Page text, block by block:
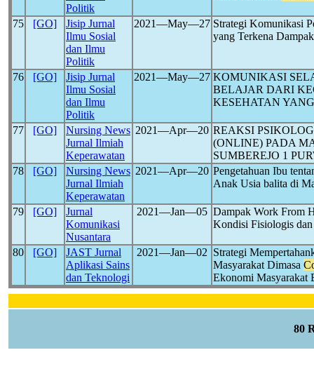
Politik
75 [GO]
Jisip Jurnal
Ilmu Sosial
dan Ilmu
Politik
2021―May―27 Strategi Komunikasi
yang Terkena
76 [GO]
Jisip Jurnal
Ilmu Sosial
dan Ilmu
Politik
2021―May―27 KOMUNIKASI
BELAJAR DARI
KESEHATAN
77 [GO]
Nursing News
Jurnal Ilmiah
Keperawatan
2021―Apr―20 REAKSI
(ONLINE) PADA
SUMBEREJO 1
78
[GO]
Nursing News
Jurnal Ilmiah
Keperawatan
2021―Apr―20 Pengetahuan Ibu
Anak Usia balita di
79 [GO]
Jurnal
Komunikasi
Nusantara
2021―Jan―05 Dampak Work From
Kondisi Fisiologis
80 [GO]
JAST Jurnal
Aplikasi Sains
dan Teknologi
2021―Jan―02 Strategi
Masyarakat Dimasa
Ekonomi Masyarakat
80